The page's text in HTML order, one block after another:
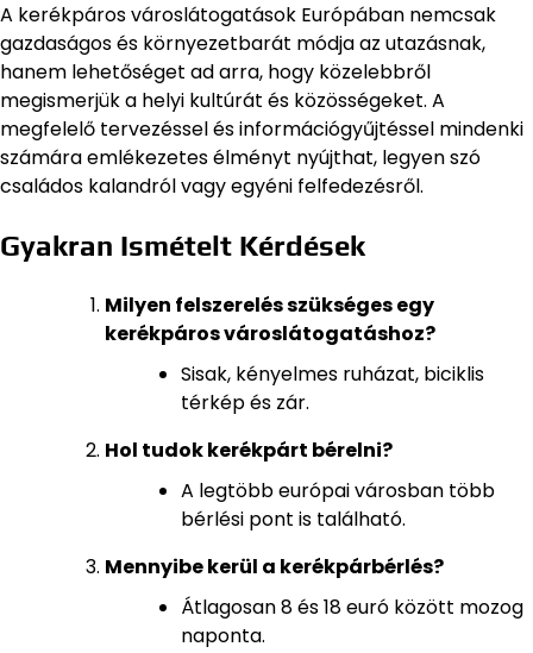
A kerékpáros városlátogatások Európában nemcsak
gazdaságos és környezetbarát módja az utazásnak,
hanem lehetőséget ad arra, hogy közelebbről
megismerjük a helyi kultúrát és közösségeket. A
megfelelő tervezéssel és információgyűjtéssel mindenki
számára emlékezetes élményt nyújthat, legyen szó
családos kalandról vagy egyéni felfedezésről.
Gyakran Ismételt Kérdések
Milyen felszerelés szükséges egy
kerékpáros városlátogatáshoz?
Sisak, kényelmes ruházat, biciklis
térkép és zár.
Hol tudok kerékpárt bérelni?
A legtöbb európai városban több
bérlési pont is található.
Mennyibe kerül a kerékpárbérlés?
Átlagosan 8 és 18 euró között mozog
naponta.